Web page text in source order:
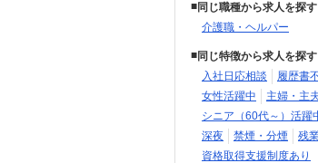
同じ職種から求人を探す
介護職・ヘルパー
同じ特徴から求人を探す
入社日応相談
履歴書
女性活躍中
主婦・主
シニア（60代～）活躍
深夜
禁煙・分煙 残
資格取得支援制度あり